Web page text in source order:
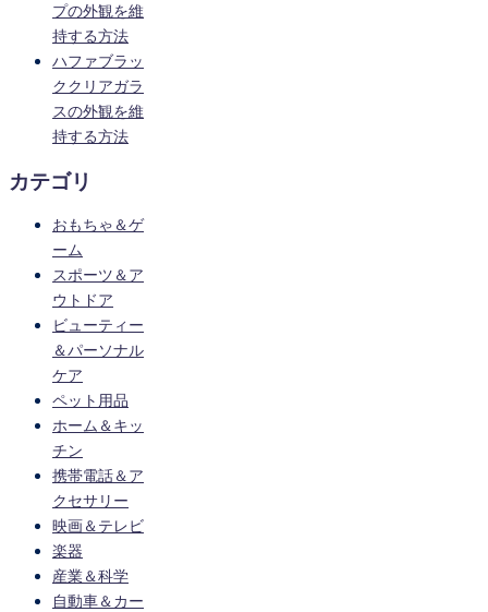
プの外観を維
持する方法
ハファブラッ
ククリアガラ
スの外観を維
持する方法
カテゴリ
おもちゃ＆ゲ
ーム
スポーツ＆ア
ウトドア
ビューティー
＆パーソナル
ケア
ペット用品
ホーム＆キッ
チン
携帯電話＆ア
クセサリー
映画＆テレビ
楽器
産業＆科学
自動車＆カー